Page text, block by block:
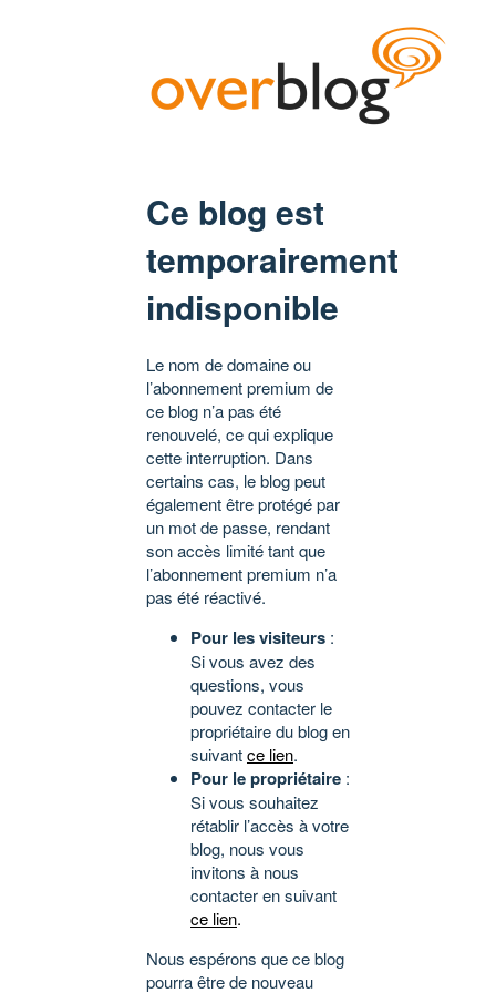
Ce blog est
temporairement
indisponible
Le nom de domaine ou
l’abonnement premium de
ce blog n’a pas été
renouvelé, ce qui explique
cette interruption. Dans
certains cas, le blog peut
également être protégé par
un mot de passe, rendant
son accès limité tant que
l’abonnement premium n’a
pas été réactivé.
Pour les visiteurs :
Si vous avez des
questions, vous
pouvez contacter le
propriétaire du blog en
suivantce lien.
Pour le propriétaire :
Si vous souhaitez
rétablir l’accès à votre
blog, nous vous
invitons à nous
contacter en suivant
ce lien.
Nous espérons que ce blog
pourra être de nouveau